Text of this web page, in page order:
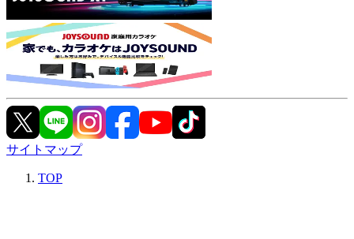
サイトマップ
TOP